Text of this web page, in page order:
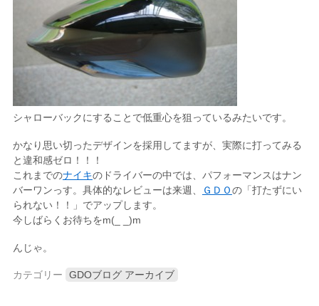
シャローバックにすることで低重心を狙っているみたいです。
かなり思い切ったデザインを採用してますが、実際に打ってみる
と違和感ゼロ！！！
これまでのナイキのドライバーの中では、パフォーマンスはナン
バーワンっす。具体的なレビューは来週、
ＧＤＯの「打たずにい
られない！！」でアップします。
今しばらくお待ちをm(_ _)m
んじゃ。
カテゴリー GDOブログ アーカイブ